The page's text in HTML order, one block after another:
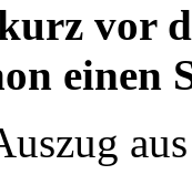
vor